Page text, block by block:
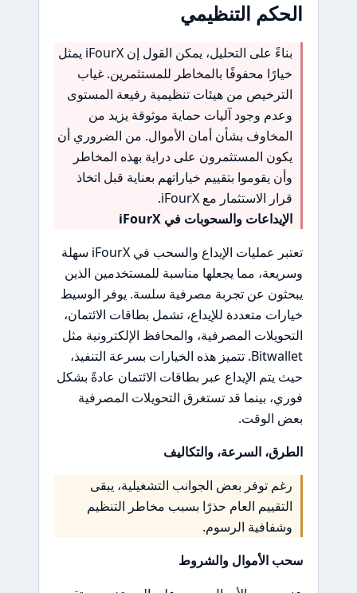
الحكم التنظيمي
بناءً على التحليل، يمكن القول إن iFourX يمثل
خيارًا محفوفًا بالمخاطر للمستثمرين. غياب
الترخيص من هيئات تنظيمية رفيعة المستوى
وعدم وجود آليات حماية موثوقة يزيد من
المخاوف بشأن أمان الأموال. من الضروري أن
يكون المستثمرون على دراية بهذه المخاطر
وأن يقوموا بتقييم خياراتهم بعناية قبل اتخاذ
قرار الاستثمار مع iFourX.
الإيداعات والسحوبات في iFourX
تعتبر عمليات الإيداع والسحب في iFourX سهلة
وسريعة، مما يجعلها مناسبة للمستخدمين الذين
يبحثون عن تجربة مصرفية سلسة. يوفر الوسيط
خيارات متعددة للإيداع، تشمل بطاقات الائتمان،
التحويلات المصرفية، والمحافظ الإلكترونية مثل
Bitwallet. تتميز هذه الخيارات بسرعة التنفيذ،
حيث يتم الإيداع عبر بطاقات الائتمان عادةً بشكل
فوري، بينما قد تستغرق التحويلات المصرفية
بعض الوقت.
الطرق، السرعة، والتكاليف
رغم توفر بعض الجوانب التشغيلية، يبقى
التقييم العام حذرًا بسبب مخاطر التنظيم
وشفافية الرسوم.
سحب الأموال والشروط